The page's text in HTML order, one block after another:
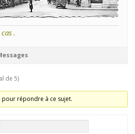
.
de 5)
pour répondre à ce sujet.